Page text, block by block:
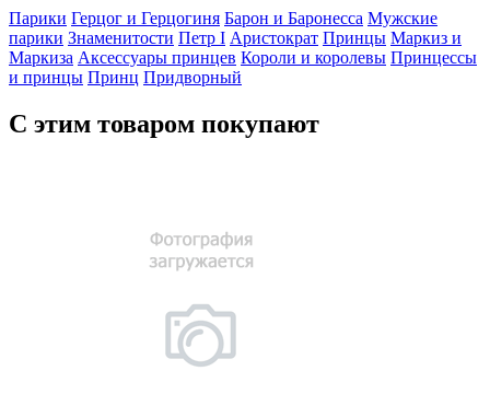
Парики Герцог и Герцогиня Барон и Баронесса Мужские
парики Знаменитости Петр I Аристократ Принцы Маркиз и
Маркиза Аксессуары принцев Короли и королевы Принцессы
и принцы Принц Придворный
С этим товаром покупают